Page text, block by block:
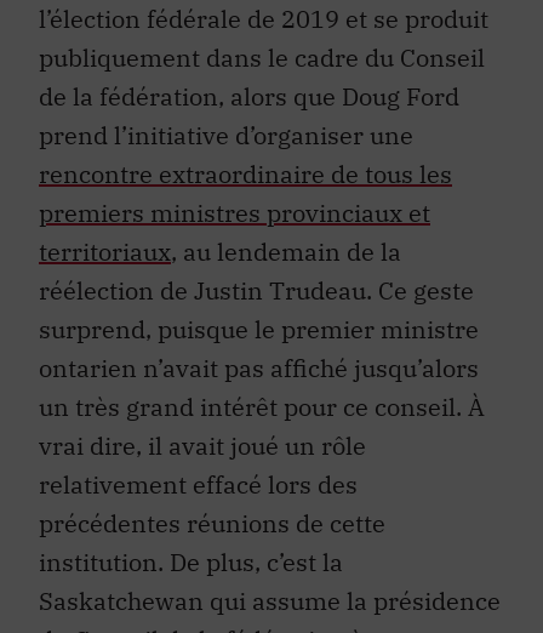
l’élection fédérale de 2019 et se produit
publiquement dans le cadre du Conseil
de la fédération, alors que Doug Ford
prend l’initiative d’organiser une
rencontre extraordinaire de tous les
premiers ministres provinciaux et
territoriaux, au lendemain de la
réélection de Justin Trudeau. Ce geste
surprend, puisque le premier ministre
ontarien n’avait pas affiché jusqu’alors
un très grand intérêt pour ce conseil. À
vrai dire, il avait joué un rôle
relativement effacé lors des
précédentes réunions de cette
institution. De plus, c’est la
Saskatchewan qui assume la présidence